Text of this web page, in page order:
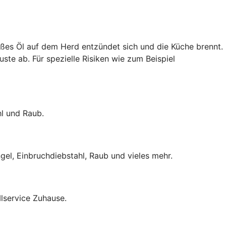
Öl auf dem Herd entzündet sich und die Küche brennt.
ab. Für spezielle Risiken wie zum Beispiel
und Raub.
Einbruchdiebstahl, Raub und vieles mehr.
Zuhause.